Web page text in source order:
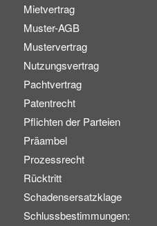
Mietvertrag
Muster-AGB
Mustervertrag
Nutzungsvertrag
Pachtvertrag
Patentrecht
Pflichten der Parteien
Präambel
Prozessrecht
Rücktritt
Schadensersatzklage
Schlussbestimmungen: